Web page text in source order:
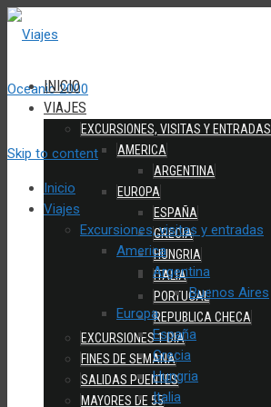
INICIO
VIAJES
EXCURSIONES, VISITAS Y ENTRADAS
AMERICA
ARGENTINA
EUROPA
ESPAÑA
GRECIA
HUNGRIA
ITALIA
PORTUGAL
REPUBLICA CHECA
EXCURSIONES 1 DIA
FINES DE SEMANA
SALIDAS PUENTES
MAYORES DE 55
Skip to content
Inicio
Viajes
Excursiones, visitas y entradas
America
Argentina
Buenos Aires
Europa
España
Grecia
Hungria
Italia